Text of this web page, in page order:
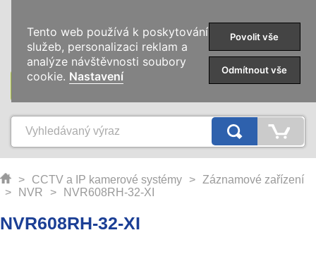
KATEGORIE
> CCTV a IP kamerové systémy >
Záznamové zařízení
>
NVR > NVR608RH-32-XI
NVR608RH-32-XI
Tento web používá k poskytování
služeb, personalizaci reklam a
analýze návštěvnosti soubory
cookie. Nastavení
Povolit vše
Odmítnout vše